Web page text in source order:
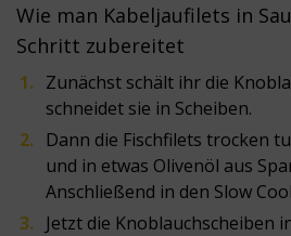
Wie man Kabeljaufilets in
Schritt zubereitet
Zunächst schält ihr die
schneidet sie in Scheiben.
Dann die Fischfilets trocken
und in etwas Olivenöl aus
Anschließend in den Slow
Jetzt die Knoblauchscheiben